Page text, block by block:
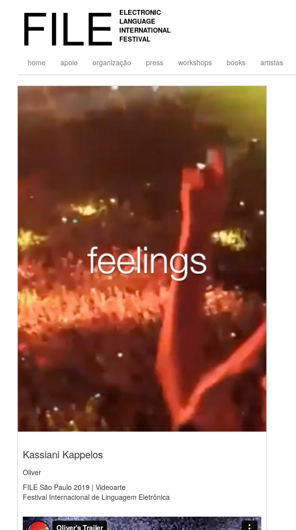
FILE
ELECTRONIC
LANGUAGE
INTERNATIONAL
FESTIVAL
home apoio organização press workshops books artistas
Kassiani Kappelos
Oliver
FILE São Paulo 2019 | Videoarte
Festival Internacional de Linguagem Eletrônica